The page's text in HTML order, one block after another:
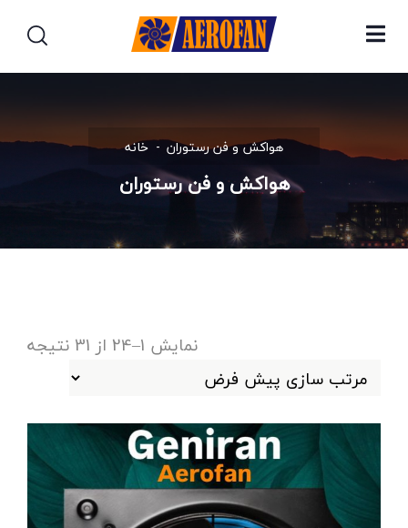
خانه هواکش و فن رستوران
هواکش و فن رستوران
نمایش 1–24 از 31 نتیجه